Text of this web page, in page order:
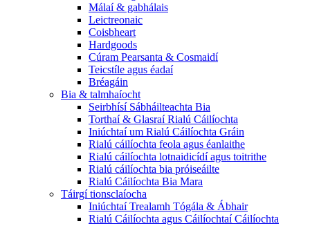
Málaí & gabhálais
Leictreonaic
Coisbheart
Hardgoods
Cúram Pearsanta & Cosmaidí
Teicstíle agus éadaí
Bréagáin
Bia & talmhaíocht
Seirbhísí Sábháilteachta Bia
Torthaí & Glasraí Rialú Cáilíochta
Iniúchtaí um Rialú Cáilíochta Gráin
Rialú cáilíochta feola agus éanlaithe
Rialú cáilíochta lotnaidicídí agus toitrithe
Rialú cáilíochta bia próiseáilte
Rialú Cáilíochta Bia Mara
Táirgí tionsclaíocha
Iniúchtaí Trealamh Tógála & Ábhair
Rialú Cáilíochta agus Cáilíochtaí Cáilíochta